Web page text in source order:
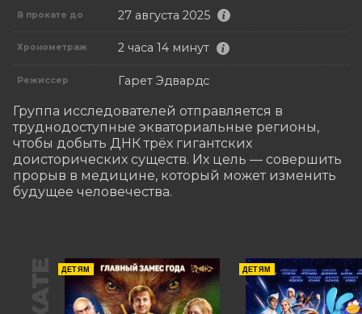
В прокате до 27 августа 2025
Хронометраж 2 часа 14 минут
Режиссер Гарет Эдвардс
Группа исследователей отправляется в
труднодоступные экваториальные регионы,
чтобы добыть ДНК трёх гигантских
доисторических существ. Их цель — совершить
прорыв в медицине, который может изменить
будущее человечества.
ДЕТЯМ ДЕТЯМ